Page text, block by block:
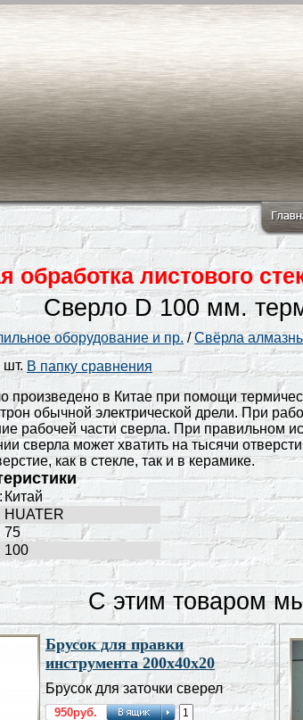
обработка листового
Сверло D 100 мм.
оборудование и пр./Свёрла
шт. В папку сравнения
произведено в Китае при помощи
обычной электрической дрели. При
рабочей части сверла. При правильном
сверла может хватить на тысячи
как в стекле, так и в керамике.
Китай
HUATER
75
100
С этим товаром
Брусок для правки
инструмента 200х40х20
Брусок для заточки сверел
950руб.